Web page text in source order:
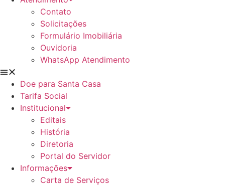
Contato
Solicitações
Formulário Imobiliária
Ouvidoria
WhatsApp Atendimento
Doe para Santa Casa
Tarifa Social
Institucional
Editais
História
Diretoria
Portal do Servidor
Informações
Carta de Serviços